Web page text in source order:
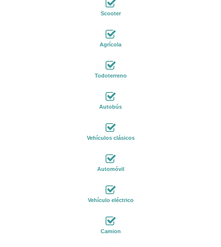
Scooter
Agrícola
Todoterreno
Autobús
Vehículos clásicos
Automóvil
Vehículo eléctrico
Camion